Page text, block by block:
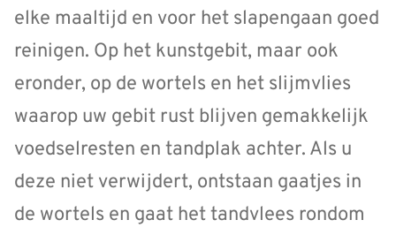
elke maaltijd en voor het slapengaan goed
reinigen. Op het kunstgebit, maar ook
eronder, op de wortels en het slijmvlies
waarop uw gebit rust blijven gemakkelijk
voedselresten en tandplak achter. Als u
deze niet verwijdert, ontstaan gaatjes in
de wortels en gaat het tandvlees rondom